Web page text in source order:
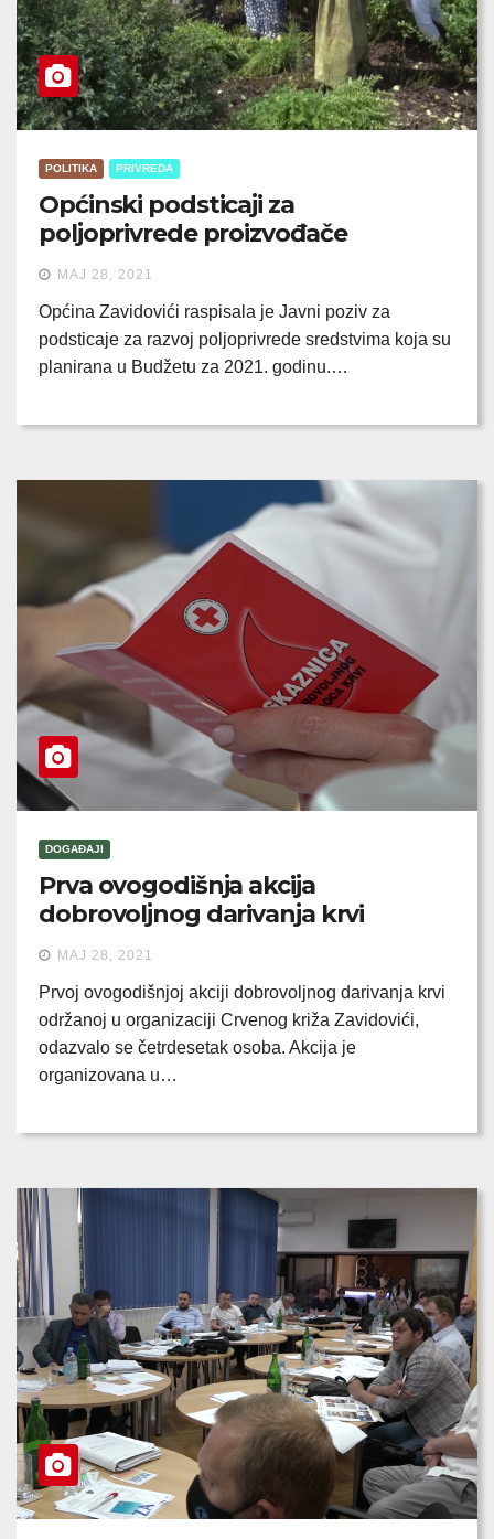
POLITIKA PRIVREDA
Općinski podsticaji za
poljoprivrede proizvođače
MAJ 28, 2021
Općina Zavidovići raspisala je Javni poziv za
podsticaje za razvoj poljoprivrede sredstvima koja su
planirana u Budžetu za 2021. godinu.…
DOGAĐAJI
Prva ovogodišnja akcija
dobrovoljnog darivanja krvi
MAJ 28, 2021
Prvoj ovogodišnjoj akciji dobrovoljnog darivanja krvi
održanoj u organizaciji Crvenog križa Zavidovići,
odazvalo se četrdesetak osoba. Akcija je
organizovana u…